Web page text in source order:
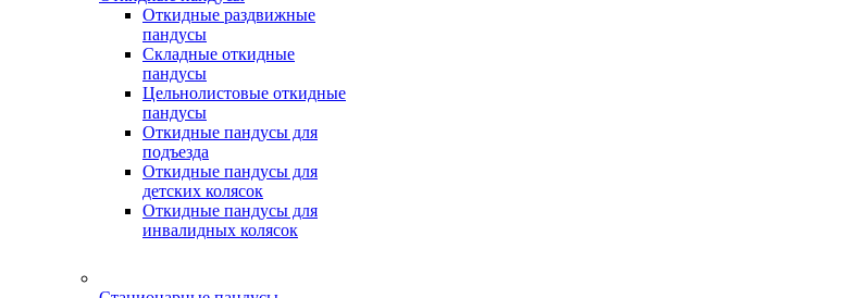
Откидные раздвижные
пандусы
Складные откидные
пандусы
Цельнолистовые откидные
пандусы
Откидные пандусы для
подъезда
Откидные пандусы для
детских колясок
Откидные пандусы для
инвалидных колясок